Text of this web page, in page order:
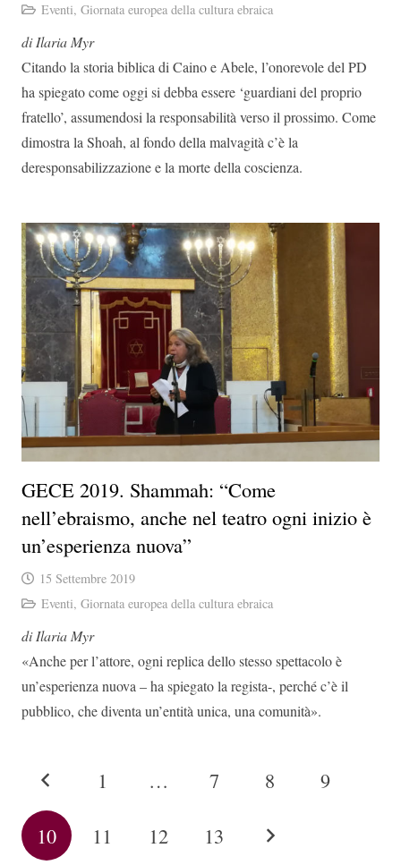
Eventi, Giornata europea della cultura ebraica
di Ilaria Myr
Citando la storia biblica di Caino e Abele, l’onorevole del PD
ha spiegato come oggi si debba essere ‘guardiani del proprio
fratello’, assumendosi la responsabilità verso il prossimo. Come
dimostra la Shoah, al fondo della malvagità c’è la
deresponsabilizzazione e la morte della coscienza.
GECE 2019. Shammah: “Come
nell’ebraismo, anche nel teatro ogni inizio è
un’esperienza nuova”
15 Settembre 2019
Eventi, Giornata europea della cultura ebraica
di Ilaria Myr
«Anche per l’attore, ogni replica dello stesso spettacolo è
un’esperienza nuova – ha spiegato la regista-, perché c’è il
pubblico, che diventa un’entità unica, una comunità».
1 … 7 8 9
10 11 12 13